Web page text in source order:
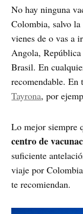
No hay ninguna
Colombia, salvo la
vienes de o vas a
Angola,
Brasil. En
recomendable.
Tayrona, por
Lo mejor siempre
centro de
suficiente
viaje por
te recomiendan.